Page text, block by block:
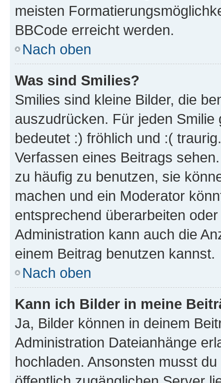
meisten
BBCode erreicht werden.
Nach oben
Was sind Smilies?
Smilies sind kleine Bilder, die
auszudrücken. Für jeden
bedeutet :) fröhlich und :(
Verfassen eines Beitrags
zu häufig zu benutzen, sie
machen und ein Moderator
entsprechend überarbeiten
Administration kann auch die
einem Beitrag benutzen kannst.
Nach oben
Kann ich Bilder in meine
Ja, Bilder können in deinem
Administration Dateianhänge
hochladen. Ansonsten musst